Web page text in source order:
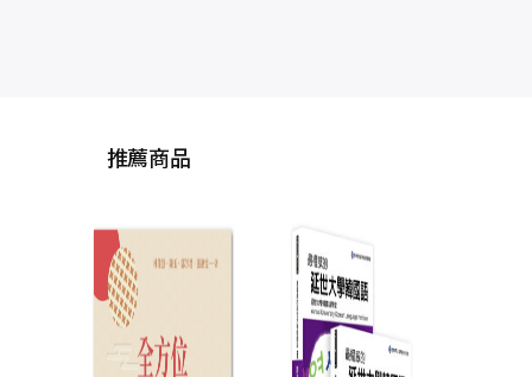
推薦商品